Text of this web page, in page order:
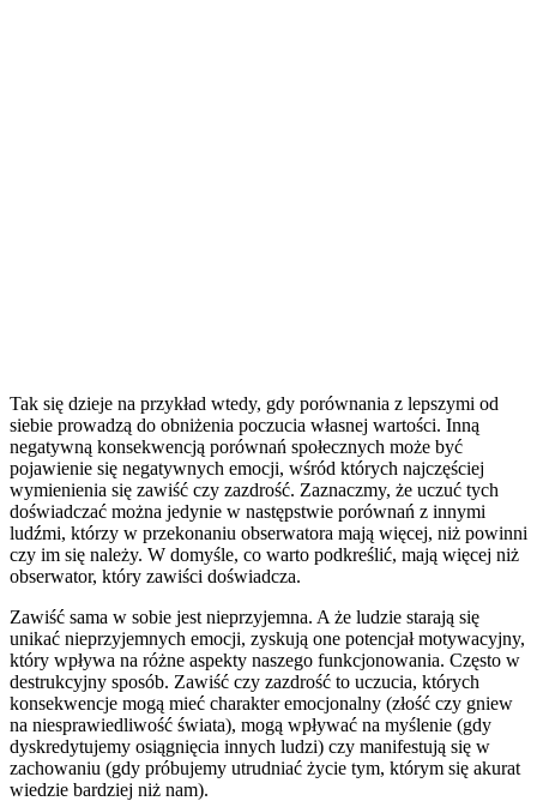
Tak się dzieje na przykład wtedy, gdy porównania z lepszymi od
siebie prowadzą do obniżenia poczucia własnej wartości. Inną
negatywną konsekwencją porównań społecznych może być
pojawienie się negatywnych emocji, wśród których najczęściej
wymienienia się zawiść czy zazdrość. Zaznaczmy, że uczuć tych
doświadczać można jedynie w następstwie porównań z innymi
ludźmi, którzy w przekonaniu obserwatora mają więcej, niż powinni
czy im się należy. W domyśle, co warto podkreślić, mają więcej niż
obserwator, który zawiści doświadcza.
Zawiść sama w sobie jest nieprzyjemna. A że ludzie starają się
unikać nieprzyjemnych emocji, zyskują one potencjał motywacyjny,
który wpływa na różne aspekty naszego funkcjonowania. Często w
destrukcyjny sposób. Zawiść czy zazdrość to uczucia, których
konsekwencje mogą mieć charakter emocjonalny (złość czy gniew
na niesprawiedliwość świata), mogą wpływać na myślenie (gdy
dyskredytujemy osiągnięcia innych ludzi) czy manifestują się w
zachowaniu (gdy próbujemy utrudniać życie tym, którym się akurat
wiedzie bardziej niż nam).